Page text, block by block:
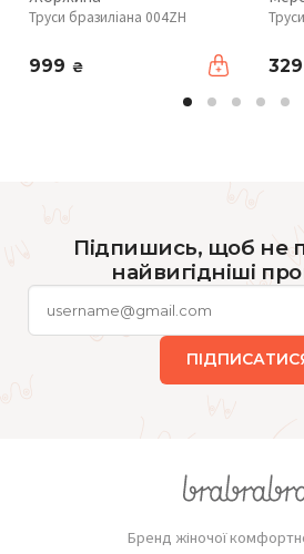
Труси бразиліана 004ZH
999 ₴ 329
Підпишись, щоб не
найвигідніші
Бренд жіночої